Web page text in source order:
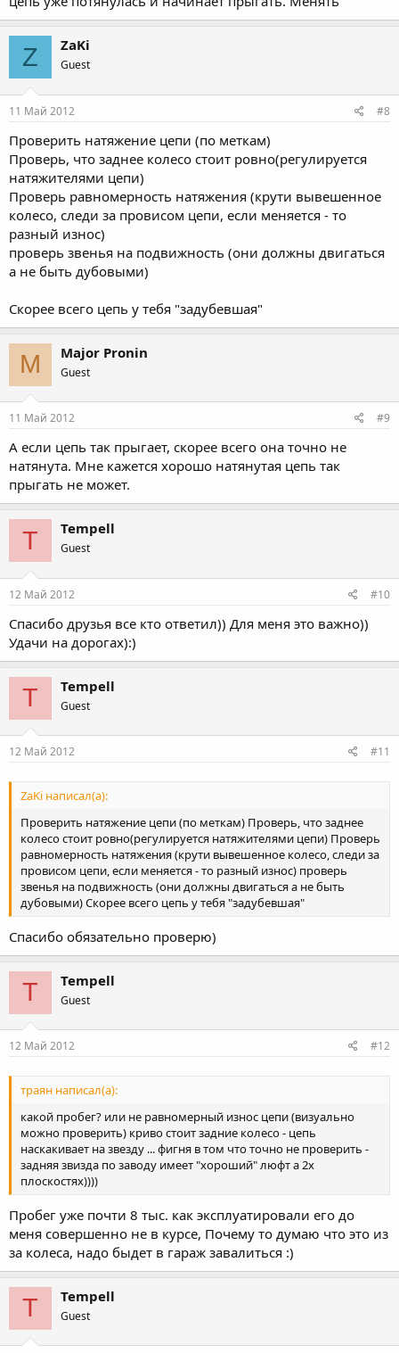
Z ZaKi
Guest
11 Май 2012 #8
Проверить натяжение цепи (по меткам)
Проверь, что заднее колесо стоит ровно(регулируется
натяжителями цепи)
Проверь равномерность натяжения (крути вывешенное
колесо, следи за провисом цепи, если меняется - то
разный износ)
проверь звенья на подвижность (они должны двигаться
а не быть дубовыми)
Скорее всего цепь у тебя "задубевшая"
M Major Pronin
Guest
11 Май 2012 #9
А если цепь так прыгает, скорее всего она точно не
натянута. Мне кажется хорошо натянутая цепь так
прыгать не может.
T Tempell
Guest
12 Май 2012 #10
Спасибо друзья все кто ответил)) Для меня это важно))
Удачи на дорогах):)
T Tempell
Guest
12 Май 2012 #11
ZaKi написал(а):
Проверить натяжение цепи (по меткам) Проверь, что заднее
колесо стоит ровно(регулируется натяжителями цепи) Проверь
равномерность натяжения (крути вывешенное колесо, следи за
провисом цепи, если меняется - то разный износ) проверь
звенья на подвижность (они должны двигаться а не быть
дубовыми) Скорее всего цепь у тебя "задубевшая"
Спасибо обязательно проверю)
T Tempell
Guest
12 Май 2012 #12
траян написал(а):
какой пробег? или не равномерный износ цепи (визуально
можно проверить) криво стоит задние колесо - цепь
наскакивает на звезду ... фигня в том что точно не проверить -
задняя звизда по заводу имеет "хороший" люфт а 2х
плоскостях))))
Пробег уже почти 8 тыс. как эксплуатировали его до
меня совершенно не в курсе, Почему то думаю что это из
за колеса, надо быдет в гараж завалиться :)
T Tempell
Guest